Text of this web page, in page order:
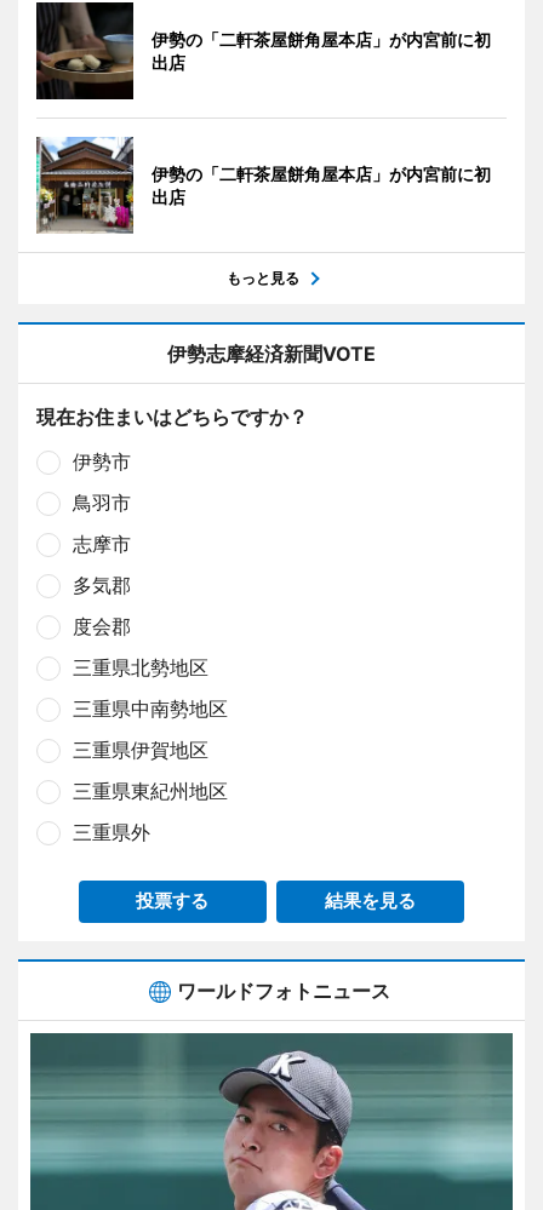
伊勢の「二軒茶屋餅角屋本店」が内宮前に初
出店
伊勢の「二軒茶屋餅角屋本店」が内宮前に初
出店
もっと見る
伊勢志摩経済新聞VOTE
現在お住まいはどちらですか？
伊勢市
鳥羽市
志摩市
多気郡
度会郡
三重県北勢地区
三重県中南勢地区
三重県伊賀地区
三重県東紀州地区
三重県外
投票する 結果を見る
ワールドフォトニュース